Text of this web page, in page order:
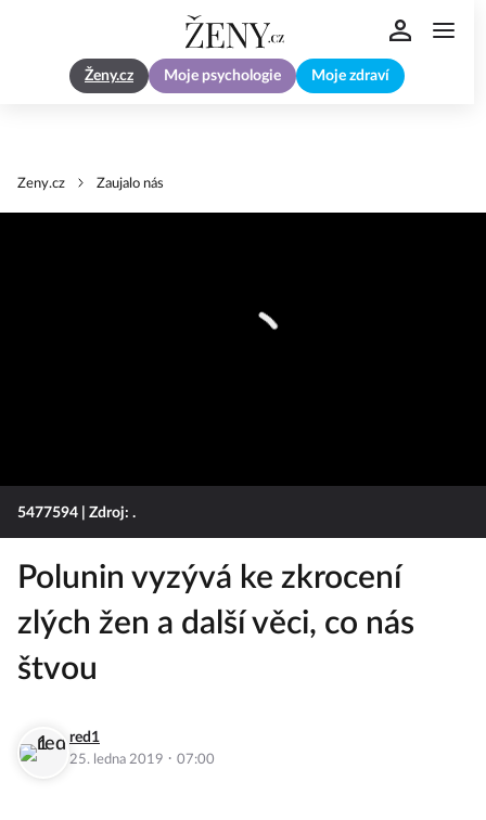
Ženy.cz Moje psychologie Moje zdraví
5477594 | Zdroj: .
Polunin vyzývá ke zkrocení
štvou